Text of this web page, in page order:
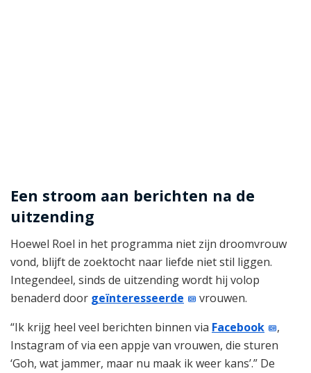
Een stroom aan berichten na de
uitzending
Hoewel Roel in het programma niet zijn droomvrouw
vond, blijft de zoektocht naar liefde niet stil liggen.
Integendeel, sinds de uitzending wordt hij volop
benaderd door geïnteresseerde
vrouwen.
“Ik krijg heel veel berichten binnen via Facebook
,
Instagram of via een appje van vrouwen, die sturen
‘Goh, wat jammer, maar nu maak ik weer kans’.” De